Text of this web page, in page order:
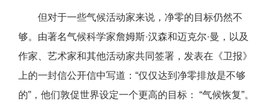
但对于一些气候活动家来说，净零的目标仍然不
够。由著名气候科学家詹姆斯·汉森和迈克尔·曼，以及
作家、艺术家和其他活动家共同签署，发表在《卫报》
上的一封信公开信中写道：“仅仅达到净零排放是不够
的”，他们敦促世界设定一个更高的目标： “气候恢复”。